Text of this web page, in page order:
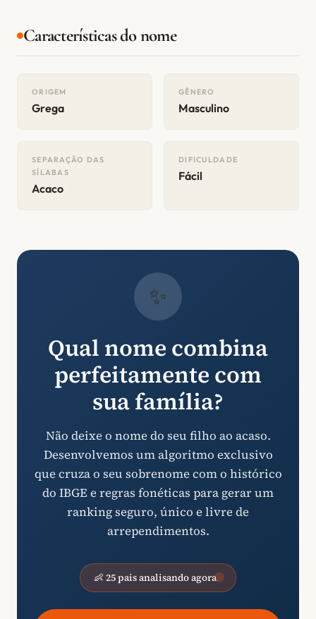
Características do nome
ORIGEM
Grega
GÊNERO
Masculino
SEPARAÇÃO DAS
SÍLABAS
Acaco
DIFICULDADE
Fácil
✨
Qual nome combina
perfeitamente com
sua família?
Não deixe o nome do seu filho ao acaso.
Desenvolvemos um algoritmo exclusivo
que cruza o seu sobrenome com o histórico
do IBGE e regras fonéticas para gerar um
ranking seguro, único e livre de
arrependimentos.
👶 25 pais analisando agora